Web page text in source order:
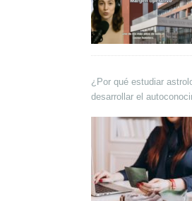
¿Por qué estudiar
desarrollar el